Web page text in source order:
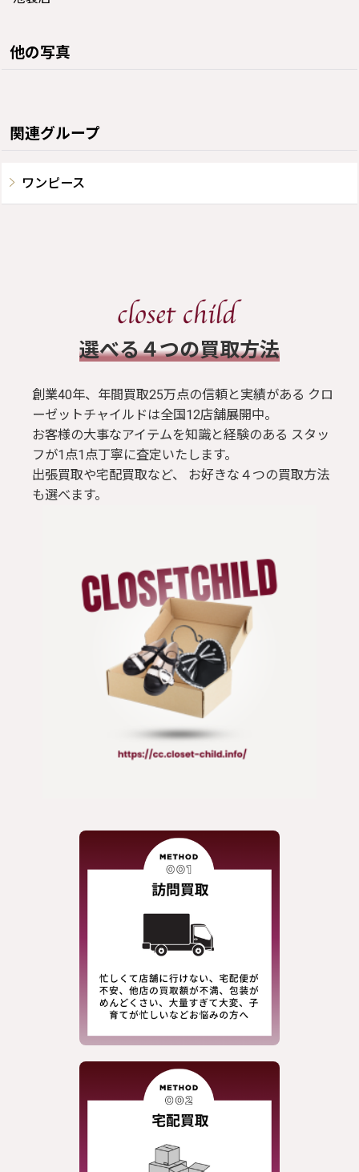
他の写真
関連グループ
ワンピース
​選べる４つの買取方法
創業40年、年間買取25万点の信頼と実績がある クロ
ーゼットチャイルドは全国12店舗展開中。
お客様の大事なアイテムを知識と経験のある スタッ
フが1点1点丁寧に査定いたします。
出張買取や宅配買取など、 お好きな４つの買取方法
も選べます。